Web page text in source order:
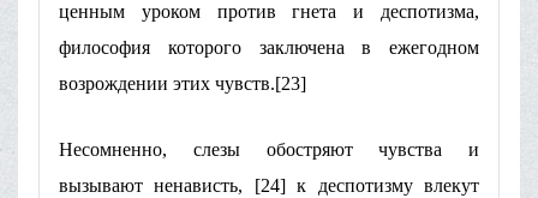
ценным уроком против гнета и деспотизма,
философия которого заключена в ежегодном
возрождении этих чувств.[23]
Несомненно, слезы обостряют чувства и
вызывают ненависть, [24] к деспотизму влекут